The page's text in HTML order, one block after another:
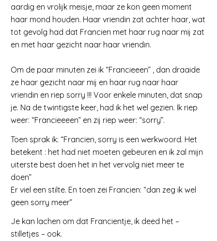
aardig en vrolijk meisje, maar ze kon geen moment
haar mond houden. Haar vriendin zat achter haar, wat
tot gevolg had dat Francien met haar rug naar mij zat
en met haar gezicht naar haar vriendin.
Om de paar minuten zei ik “Francieeen” , dan draaide
ze haar gezicht naar mij en haar rug naar haar
vriendin en riep sorry !!! Voor enkele minuten, dat snap
je. Na de twintigste keer, had ik het wel gezien. Ik riep
weer: “Francieeeen” en zij riep weer: “sorry”.
Toen sprak ik: “Francien, sorry is een werkwoord. Het
betekent : het had niet moeten gebeuren en ik zal mijn
uiterste best doen het in het vervolg niet meer te
doen”
Er viel een stilte. En toen zei Francien: “dan zeg ik wel
geen sorry meer”
Je kan lachen om dat Francientje, ik deed het –
stilletjes – ook.